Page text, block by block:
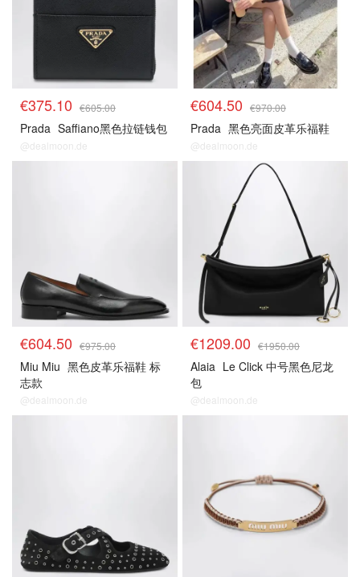
€375.10 €605.00
Prada Saffiano黑色拉链钱包
@dealmoon.de
€604.50 €970.00
Prada 黑色亮面皮革乐福鞋
@dealmoon.de
€604.50 €975.00
Miu Miu 黑色皮革乐福鞋 标
志款
@dealmoon.de
€1209.00 €1950.00
Alaia Le Click 中号黑色尼龙
包
@dealmoon.de